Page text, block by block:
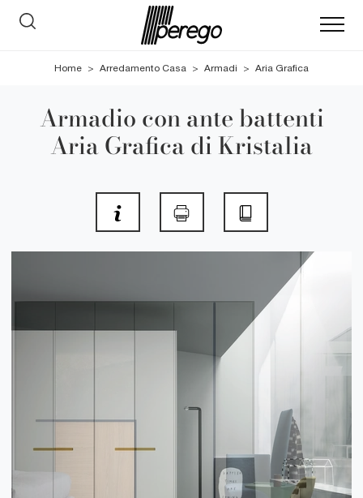
Home > Arredamento Casa > Armadi > Aria Grafica
Armadio con ante battenti
Aria Grafica di Kristalia